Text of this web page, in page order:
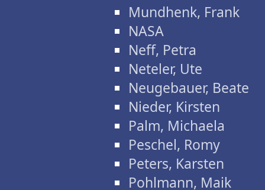
Mundhenk, Frank
NASA
Neff, Petra
Neteler, Ute
Neugebauer, Beate
Nieder, Kirsten
Palm, Michaela
Peschel, Romy
Peters, Karsten
Pohlmann, Maik